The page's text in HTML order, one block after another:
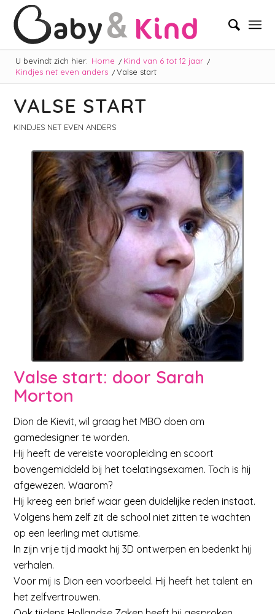
U bevindt zich hier: Home / Kind van 6 tot 12 jaar /
Kindjes net even anders / Valse start
VALSE START
KINDJES NET EVEN ANDERS
Valse start: door Sarah
Morton
Dion de Kievit, wil graag het MBO doen om
gamedesigner te worden.
Hij heeft de vereiste vooropleiding en scoort
bovengemiddeld bij het toelatingsexamen. Toch is hij
afgewezen. Waarom?
Hij kreeg een brief waar geen duidelijke reden instaat.
Volgens hem zelf zit de school niet zitten te wachten
op een leerling met autisme.
In zijn vrije tijd maakt hij 3D ontwerpen en bedenkt hij
verhalen.
Voor mij is Dion een voorbeeld. Hij heeft het talent en
het zelfvertrouwen.